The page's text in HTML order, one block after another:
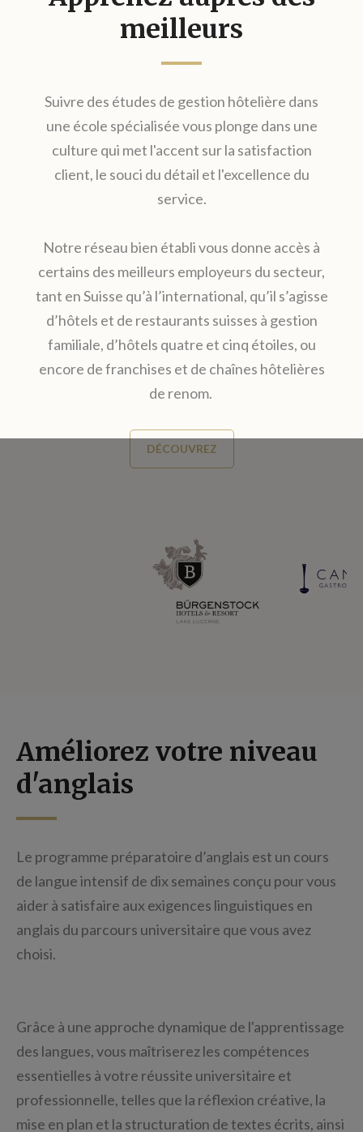
meilleurs
Suivre des études de gestion hôtelière dans
une école spécialisée vous plonge dans une
culture qui met l'accent sur la satisfaction
client, le souci du détail et l'excellence du
service.
Notre réseau bien établi vous donne accès à
certains des meilleurs employeurs du secteur,
tant en Suisse qu’à l’international, qu’il s’agisse
d’hôtels et de restaurants suisses à gestion
familiale, d’hôtels quatre et cinq étoiles, ou
encore de franchises et de chaînes hôtelières
de renom.
DÉCOUVREZ
Améliorez votre niveau
d'anglais
Le programme préparatoire d’anglais est un cours
de langue intensif de dix semaines conçu pour vous
aider à satisfaire aux exigences linguistiques en
anglais du parcours universitaire que vous avez
choisi.
Grâce à une approche dynamique de l'apprentissage
des langues, vous maîtriserez les compétences
essentielles à votre réussite universitaire et
professionnelle, telles que la réflexion créative, la
mise en plan et la structuration de textes écrits, ainsi